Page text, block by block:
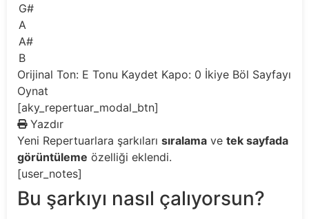
G#
A
A#
B
Orijinal Ton: E Tonu Kaydet Kapo: 0 İkiye Böl Sayfayı
Oynat
[aky_repertuar_modal_btn]
Yazdır
Yeni Repertuarlara şarkıları sıralama ve tek sayfada
görüntüleme özelliği eklendi.
[user_notes]
Bu şarkıyı nasıl çalıyorsun?